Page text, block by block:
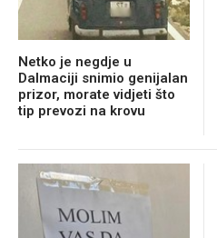
Netko je negdje u
Dalmaciji snimio genijalan
prizor, morate vidjeti što
tip prevozi na krovu